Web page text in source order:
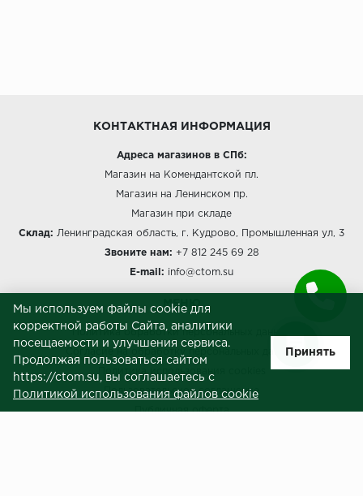
КОНТАКТНАЯ ИНФОРМАЦИЯ
Адреса магазинов в СПб:
Магазин на Комендантской пл.
Магазин на Ленинском пр.
Магазин при складе
Склад: Ленинградская область, г. Кудрово, Промышленная ул, 3
Звоните нам: +7 812 245 69 28
E-mail: info@ctom.su
МЕНЮ
Политика обработки персональных данных
Согласие на обработку персональных данных
Пользовательское соглашение
Публичная оферта
Мы используем файлы cookie для
корректной работы Сайта, аналитики
посещаемости и улучшения сервиса.
Продолжая пользоваться сайтом
https://ctom.su, вы соглашаетесь с
Политикой использования файлов cookie
Принять